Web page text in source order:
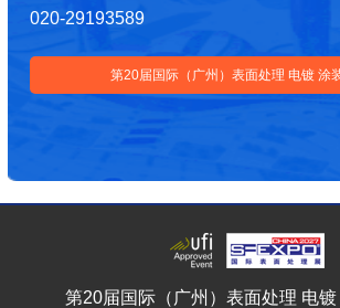
020-29193589
第20届国际（广州）表面处理 电镀 涂
第20届国际（广州）表面处理 电